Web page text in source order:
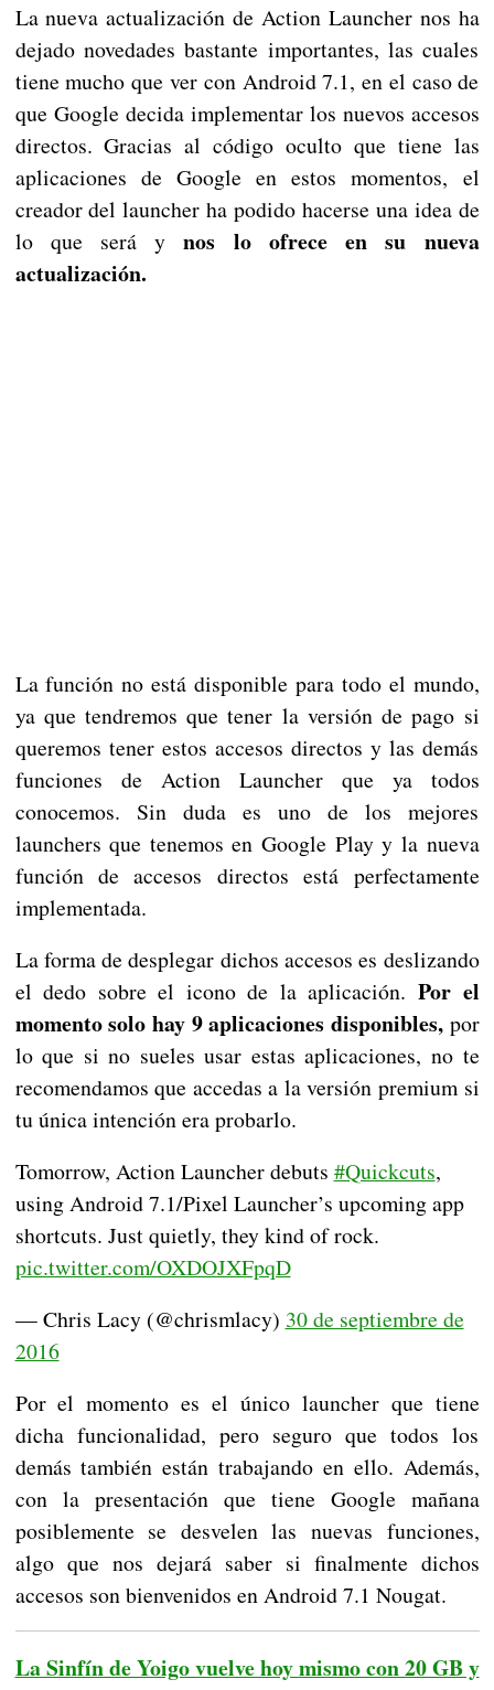
La nueva actualización de Action Launcher nos ha
dejado novedades bastante importantes, las cuales
tiene mucho que ver con Android 7.1, en el caso de
que Google decida implementar los nuevos accesos
directos. Gracias al código oculto que tiene las
aplicaciones de Google en estos momentos, el
creador del launcher ha podido hacerse una idea de
lo que será ynos lo ofrece en su nueva
actualización.
La función no está disponible para todo el mundo,
ya que tendremos que tener la versión de pago si
queremos tener estos accesos directos y las demás
funciones de Action Launcher que ya todos
conocemos. Sin duda es uno de los mejores
launchers que tenemos en Google Play y la nueva
función de accesos directos está perfectamente
implementada.
La forma de desplegar dichos accesos es deslizando
el dedo sobre el icono de la aplicación. Por el
momento solo hay 9 aplicaciones disponibles,por
lo que si no sueles usar estas aplicaciones, no te
recomendamos que accedas a la versión premium si
tu única intención era probarlo.
Tomorrow, Action Launcher debuts #Quickcuts,
using Android 7.1/Pixel Launcher’s upcoming app
shortcuts. Just quietly, they kind of rock.
pic.twitter.com/OXDOJXFpqD
— Chris Lacy (@chrismlacy) 30 de septiembre de
2016
Por el momento es el único launcher que tiene
dicha funcionalidad, pero seguro que todos los
demás también están trabajando en ello. Además,
con la presentación que tiene Google mañana
posiblemente se desvelen las nuevas funciones,
algo que nos dejará saber si finalmente dichos
accesos son bienvenidos en Android 7.1 Nougat.
La Sinfín de Yoigo vuelve hoy mismo con 20 GB y